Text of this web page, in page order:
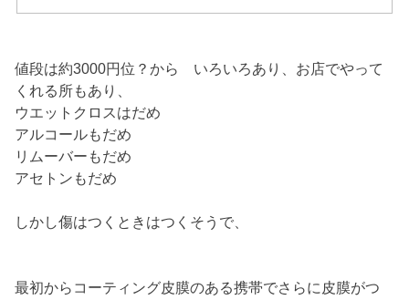
値段は約3000円位？から いろいろあり、お店でやって
くれる所もあり、
ウエットクロスはだめ
アルコールもだめ
リムーバーもだめ
アセトンもだめ
しかし傷はつくときはつくそうで、
最初からコーティング皮膜のある携帯でさらに皮膜がつ